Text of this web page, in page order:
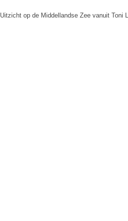
Uitzicht op de Middellandse Zee vanuit Toni